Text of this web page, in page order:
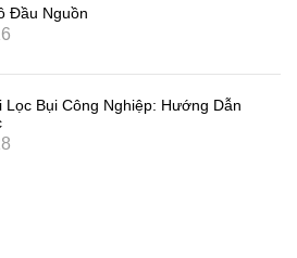
Đầu Nguồn
Lọc Bụi Công Nghiệp: Hướng Dẫn